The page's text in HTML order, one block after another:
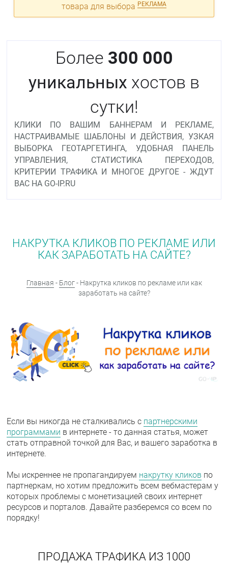
товара для выбора РЕКЛАМА
Более 300 000
уникальных хостов в
сутки!
КЛИКИ ПО ВАШИМ БАННЕРАМ И РЕКЛАМЕ,
НАСТРАИВАМЫЕ ШАБЛОНЫ И ДЕЙСТВИЯ, УЗКАЯ
ВЫБОРКА ГЕОТАРГЕТИНГА, УДОБНАЯ ПАНЕЛЬ
УПРАВЛЕНИЯ, СТАТИСТИКА ПЕРЕХОДОВ,
КРИТЕРИИ ТРАФИКА И МНОГОЕ ДРУГОЕ - ЖДУТ
ВАС НА GO-IP.RU
НАКРУТКА КЛИКОВ ПО РЕКЛАМЕ ИЛИ
КАК ЗАРАБОТАТЬ НА САЙТЕ?
Главная - Блог- Накрутка кликов по рекламе или как
заработать на сайте?
Если вы никогда не сталкивались с партнерскими
программами в интернете - то данная статья, может
стать отправной точкой для Вас, и вашего заработка в
интернете.
Мы искреннее не пропагандируем накрутку кликов по
партнеркам, но хотим предложить всем вебмастерам у
которых проблемы с монетизацией своих интернет
ресурсов и порталов. Давайте разберемся со всем по
порядку!
ПРОДАЖА ТРАФИКА ИЗ 1000